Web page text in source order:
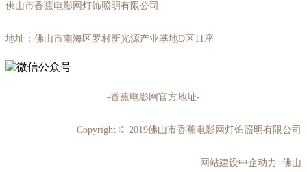
佛山市香蕉电影网灯饰照明有限公司
地址：佛山市南海区罗村新光源产业基地D区11座
-香蕉电影网官方地址-
Copyright © 2019佛山市香蕉电影网灯饰照明有限公司
网站建设中企动力 佛山